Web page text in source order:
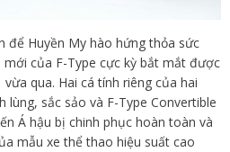
để Huyền My hào hứng thỏa sức
mới của F-Type cực kỳ bắt mắt được
qua. Hai cá tính riêng của hai
lùng, sắc sảo và F-Type Convertible
Á hậu bị chinh phục hoàn toàn và
mẫu xe thể thao hiệu suất cao